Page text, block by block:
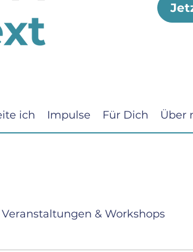
ich Impulse Für Dich Über
Veranstaltungen & Workshops